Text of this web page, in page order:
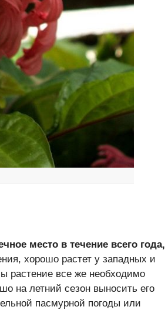
место в течение всего года,
хорошо растет у западных и
растение все же необходимо
на летний сезон выносить его
пасмурной погоды или